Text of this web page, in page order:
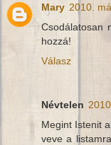
Mary 2010.
Csodálatosan
hozzá!
Válasz
Névtelen
Megint Istenit
veve a